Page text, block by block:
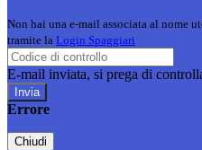
Non hai una e-mail associata al nome
tramite la Login Spaggiari
E-mail inviata, si prega di
Errore
Chiudi